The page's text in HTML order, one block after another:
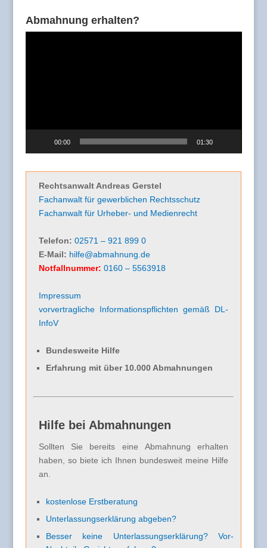
Abmahnung erhalten?
00:00 01:30
Rechtsanwalt Andreas Gerstel
Fachanwalt für gewerblichen Rechtsschutz
Fachanwalt für Urheber- und Medienrecht
Telefon: 02571 – 921 899 0
E-Mail: hilfe@abmahnung.de
Notfallnummer: 0160 – 5563918
Impressum
vorvertragliche Informationspflichten gemäß DL-
InfoV
Bundesweite Hilfe
Erfahrung mit über 10.000 Abmahnungen
Hilfe bei Abmahnungen
Sollten Sie bereits eine Abmahnung erhalten
haben, so biete ich Ihnen bundesweit meine Hilfe
an.
kostenlose Erstberatung
Unterlassungserklärung abgeben?
Besser keine Unterlassungserklärung? Vor-